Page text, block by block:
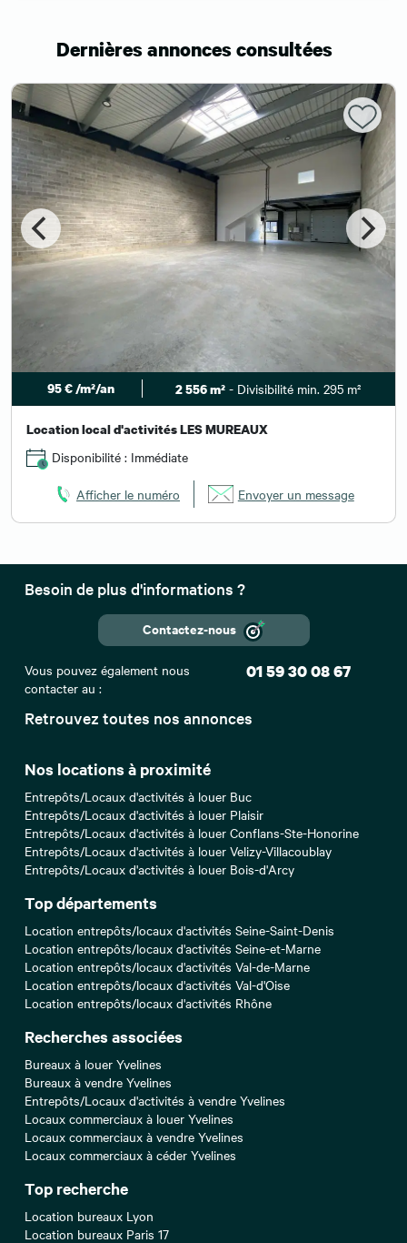
Dernières annonces consultées
95 € /m²/an 2 556 m²- Divisibilité min. 295 m²
Location local d'activités LES MUREAUX
Disponibilité : Immédiate
Afficher le numéro Envoyer un message
Retrouvez toutes nos annonces
Nos locations à proximité
Entrepôts/Locaux d'activités à louer Buc
Entrepôts/Locaux d'activités à louer Plaisir
Entrepôts/Locaux d'activités à louer Conflans-Ste-Honorine
Entrepôts/Locaux d'activités à louer Velizy-Villacoublay
Entrepôts/Locaux d'activités à louer Bois-d'Arcy
Top départements
Location entrepôts/locaux d'activités Seine-Saint-Denis
Location entrepôts/locaux d'activités Seine-et-Marne
Location entrepôts/locaux d'activités Val-de-Marne
Location entrepôts/locaux d'activités Val-d'Oise
Location entrepôts/locaux d'activités Rhône
Recherches associées
Bureaux à louer Yvelines
Bureaux à vendre Yvelines
Entrepôts/Locaux d'activités à vendre Yvelines
Locaux commerciaux à louer Yvelines
Locaux commerciaux à vendre Yvelines
Locaux commerciaux à céder Yvelines
Top recherche
Location bureaux Lyon
Location bureaux Paris 17
Besoin de plus d'informations ?
Contactez-nous
Vous pouvez également nous
contacter au :
01 59 30 08 67